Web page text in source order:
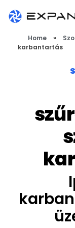
Home »
karbantartás